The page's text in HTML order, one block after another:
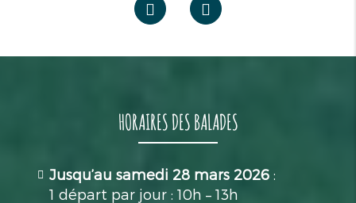
HORAIRES DES BALADES
Jusqu’au samedi 28 mars 2026 :
1 départ par jour : 10h – 13h